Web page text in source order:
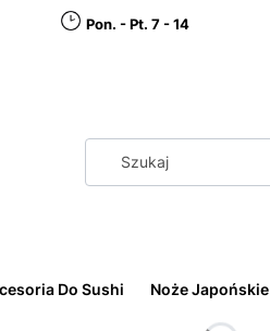
Pon. - Pt. 7 - 14
Do Sushi Noże Japońskie